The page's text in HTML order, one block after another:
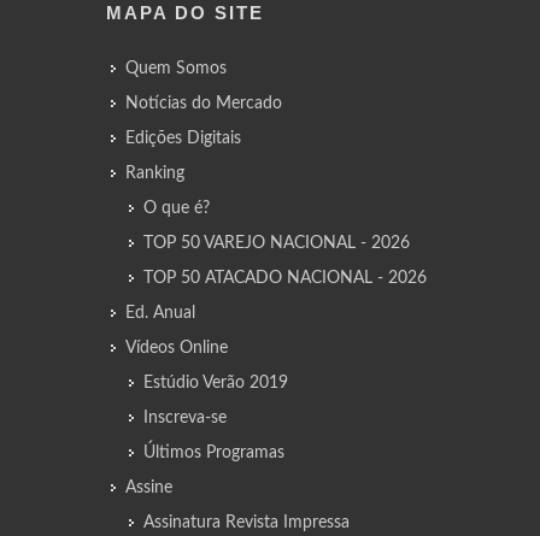
MAPA DO SITE
Quem Somos
Notícias do Mercado
Edições Digitais
Ranking
O que é?
TOP 50 VAREJO NACIONAL - 2026
TOP 50 ATACADO NACIONAL - 2026
Ed. Anual
Vídeos Online
Estúdio Verão 2019
Inscreva-se
Últimos Programas
Assine
Assinatura Revista Impressa